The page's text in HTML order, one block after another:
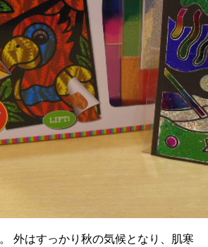
外はすっかり秋の気候となり、肌寒